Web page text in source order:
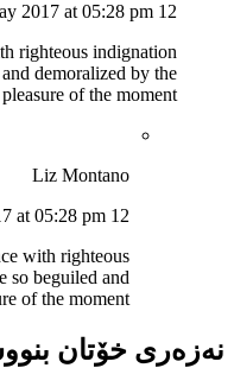
12 May 2017 at 05:28 pm
righteous indignation
demoralized by the
of the moment
Liz Montano
12 May 2017 at 05:28 pm
with righteous
so beguiled and
of the moment
نەزەری خۆتان